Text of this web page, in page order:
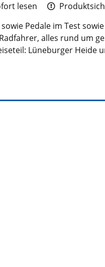
lesen
Pedale im Test
alles rund um
Lüneburger Heide